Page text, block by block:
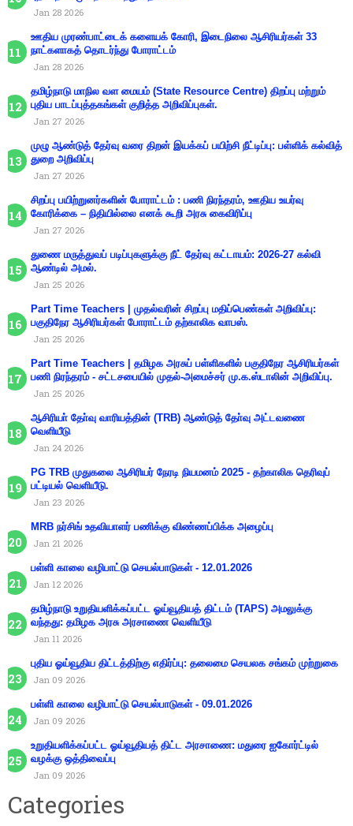
Jan 28 2026
ஊதிய முரண்பாட்டைக் களையக் கோரி, இடைநிலை ஆசிரியர்கள் 33
நாட்களாகத் தொடர்ந்து போராட்டம்
Jan 28 2026
தமிழ்நாடு மாநில வள மையம் (State Resource Centre) திறப்பு மற்றும்
புதிய பாடப்புத்தகங்கள் குறித்த அறிவிப்புகள்.
Jan 27 2026
முழு ஆண்டுத் தேர்வு வரை திறன் இயக்கப் பயிற்சி நீட்டிப்பு: பள்ளிக் கல்வித்
துறை அறிவிப்பு
Jan 27 2026
சிறப்பு பயிற்றுனர்களின் போராட்டம் : பணி நிரந்தரம், ஊதிய உயர்வு
கோரிக்கை – நிதியில்லை எனக் கூறி அரசு கைவிரிப்பு
Jan 27 2026
துணை மருத்துவப் படிப்புகளுக்கு நீட் தேர்வு கட்டாயம்: 2026-27 கல்வி
ஆண்டில் அமல்.
Jan 25 2026
Part Time Teachers | முதல்வரின் சிறப்பு மதிப்பெண்கள் அறிவிப்பு:
பகுதிநேர ஆசிரியர்கள் போராட்டம் தற்காலிக வாபஸ்.
Jan 25 2026
Part Time Teachers | தமிழக அரசுப் பள்ளிகளில் பகுதிநேர ஆசிரியர்கள்
பணி நிரந்தரம் - சட்டசபையில் முதல்-அமைச்சர் மு.க.ஸ்டாலின் அறிவிப்பு.
Jan 25 2026
ஆசிரியா் தோ்வு வாரியத்தின் (TRB) ஆண்டுத் தோ்வு அட்டவணை
வெளியீடு
Jan 24 2026
PG TRB முதுகலை ஆசிரியர் நேரடி நியமனம் 2025 - தற்காலிக தெரிவுப்
பட்டியல் வெளியீடு.
Jan 23 2026
MRB நர்சிங் உதவியாளர் பணிக்கு விண்ணப்பிக்க அழைப்பு
Jan 21 2026
பள்ளி காலை வழிபாட்டு செயல்பாடுகள் - 12.01.2026
Jan 12 2026
தமிழ்நாடு உறுதியளிக்கப்பட்ட ஓய்வூதியத் திட்டம் (TAPS) அமலுக்கு
வந்தது: தமிழக அரசு அரசாணை வெளியீடு
Jan 11 2026
புதிய ஓய்வூதிய திட்டத்திற்கு எதிர்ப்பு: தலைமை செயலக சங்கம் முற்றுகை
Jan 09 2026
பள்ளி காலை வழிபாட்டு செயல்பாடுகள் - 09.01.2026
Jan 09 2026
உறுதியளிக்கப்பட்ட ஓய்வூதியத் திட்ட அரசாணை: மதுரை ஐகோர்ட்டில்
வழக்கு ஒத்திவைப்பு
Jan 09 2026
Categories